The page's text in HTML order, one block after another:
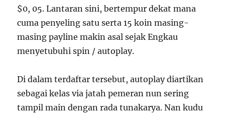
$0, 05. Lantaran sini, bertempur dekat mana
cuma penyeling satu serta 15 koin masing-
masing payline makin asal sejak Engkau
menyetubuhi spin / autoplay.
Di dalam terdaftar tersebut, autoplay diartikan
sebagai kelas via jatah pemeran nun sering
tampil main dengan rada tunakarya. Nan kudu